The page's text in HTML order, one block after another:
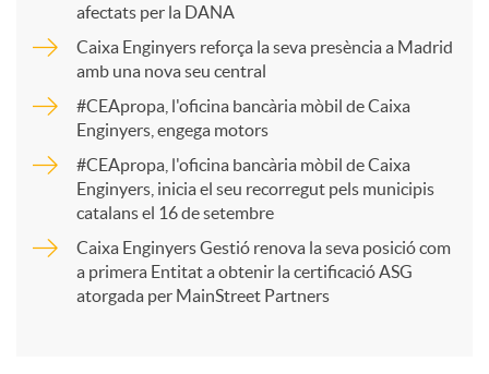
p
a
r
t
afectats per la DANA
Caixa Enginyers reforça la seva presència a Madrid
amb una nova seu central
#CEApropa, l'oficina bancària mòbil de Caixa
Enginyers, engega motors
#CEApropa, l'oficina bancària mòbil de Caixa
Enginyers, inicia el seu recorregut pels municipis
catalans el 16 de setembre
Caixa Enginyers Gestió renova la seva posició com
a primera Entitat a obtenir la certificació ASG
atorgada per MainStreet Partners